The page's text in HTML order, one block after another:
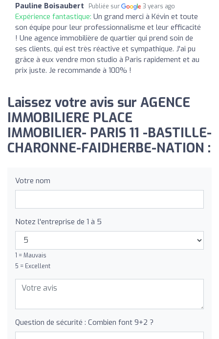
Pauline Boisaubert Publiée sur 3 years ago
Expérience fantastique: Un grand merci à Kévin et toute
son équipe pour leur professionnalisme et leur efficacité
! Une agence immobilière de quartier qui prend soin de
ses clients, qui est très réactive et sympathique. J'ai pu
grâce à eux vendre mon studio à Paris rapidement et au
prix juste. Je recommande à 100% !
Laissez votre avis sur AGENCE
IMMOBILIERE PLACE
IMMOBILIER- PARIS 11 -BASTILLE-
CHARONNE-FAIDHERBE-NATION :
Votre nom
Notez l'entreprise de 1 à 5
1 = Mauvais
5 = Excellent
Question de sécurité : Combien font 9+2 ?